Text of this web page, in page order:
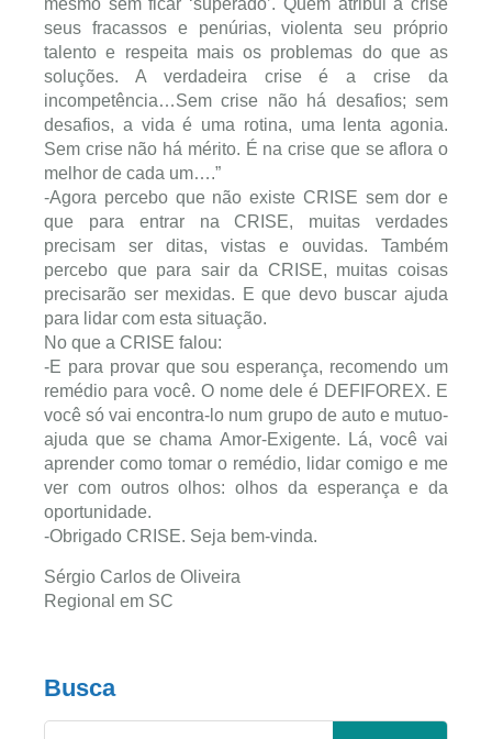
mesmo sem ficar ‘superado’. Quem atribui à crise
seus fracassos e penúrias, violenta seu próprio
talento e respeita mais os problemas do que as
soluções. A verdadeira crise é a crise da
incompetência…Sem crise não há desafios; sem
desafios, a vida é uma rotina, uma lenta agonia.
Sem crise não há mérito. É na crise que se aflora o
melhor de cada um….”
-Agora percebo que não existe CRISE sem dor e
que para entrar na CRISE, muitas verdades
precisam ser ditas, vistas e ouvidas. Também
percebo que para sair da CRISE, muitas coisas
precisarão ser mexidas. E que devo buscar ajuda
para lidar com esta situação.
No que a CRISE falou:
-E para provar que sou esperança, recomendo um
remédio para você. O nome dele é DEFIFOREX. E
você só vai encontra-lo num grupo de auto e mutuo-
ajuda que se chama Amor-Exigente. Lá, você vai
aprender como tomar o remédio, lidar comigo e me
ver com outros olhos: olhos da esperança e da
oportunidade.
-Obrigado CRISE. Seja bem-vinda.
Sérgio Carlos de Oliveira
Regional em SC
Busca